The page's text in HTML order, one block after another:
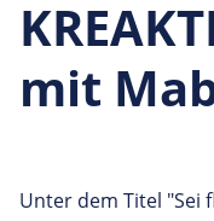
mit
Unter dem Titel "Sei